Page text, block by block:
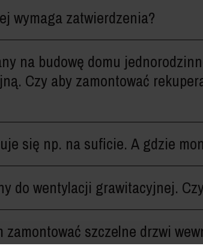
wymaga zatwierdzenia?
na budowę domu
Czy aby zamontować
się np. na suficie. A gdzie
do wentylacji grawitacyjnej.
szczelne drzwi